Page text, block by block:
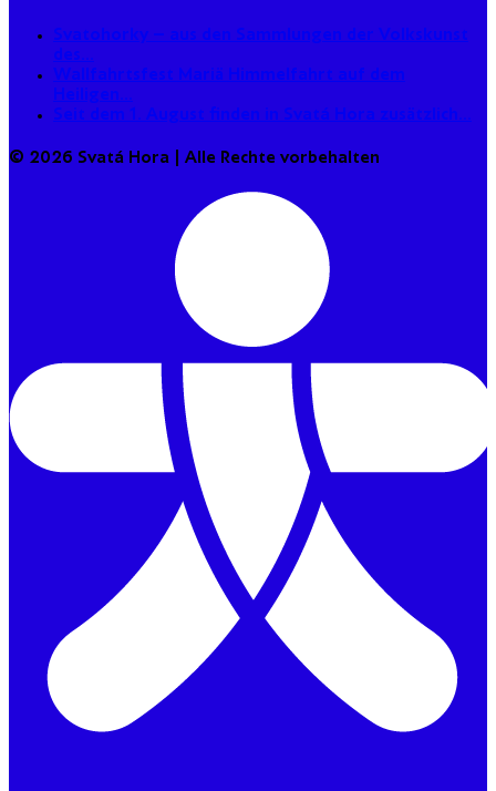
Svatohorky – aus den Sammlungen der Volkskunst
des...
Wallfahrtsfest Mariä Himmelfahrt auf dem
Heiligen...
Seit dem 1. August finden in Svatá Hora zusätzlich...
© 2026 Svatá Hora | Alle Rechte vorbehalten